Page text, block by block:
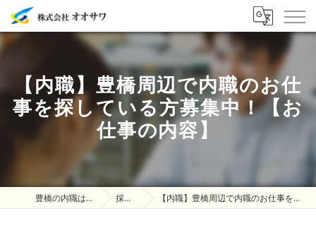
【内職】豊橋周辺で内職のお仕
事を探している方募集中！【お
仕事の内容】
豊橋の内職は株式会社オオサワ 採用ブログ 【内職】豊橋周辺で内職のお仕事を探している方募集中！【お仕事の内容】